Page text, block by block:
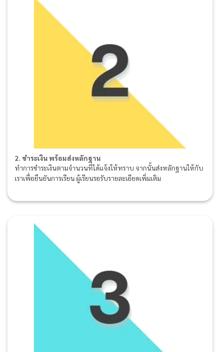
2. ชำระเงิน พร้อมส่งหลักฐาน
ทำการชำระเงินตามจำนวนที่ได้แจ้งให้ทราบ จากนั้นส่งหลักฐานให้กับ
เราเพื่อยืนยันการเรียน ผู้เรียนรอรับรายละเอียดเพิ่มเติม